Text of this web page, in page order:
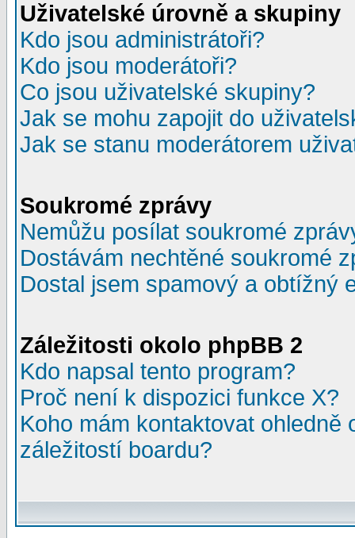
Uživatelské úrovně a skupiny
Kdo jsou administrátoři?
Kdo jsou moderátoři?
Co jsou uživatelské skupiny?
Jak se mohu zapojit do
Jak se stanu moderátorem
Soukromé zprávy
Nemůžu posílat soukromé
Dostávám nechtěné soukromé
Dostal jsem spamový a obtížný
Záležitosti okolo phpBB 2
Kdo napsal tento program?
Proč není k dispozici funkce X?
Koho mám kontaktovat
záležitostí boardu?